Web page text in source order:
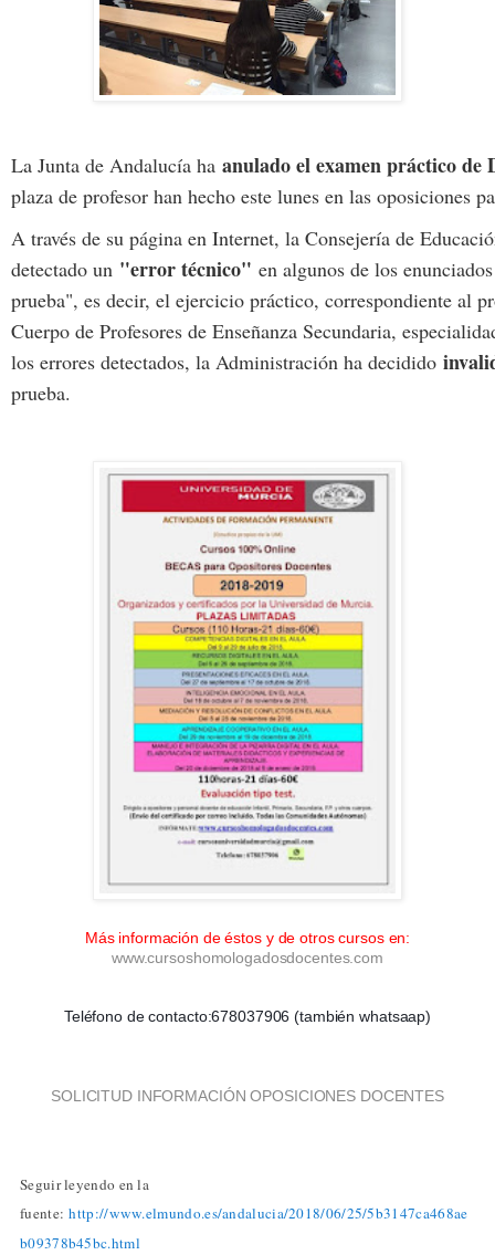
La Junta de Andalucía ha anulado el examen práctico de
plaza de profesor han hecho este lunes en las oposiciones
A través de su página en Internet, la Consejería de
detectado un "error técnico" en algunos de los
prueba", es decir, el ejercicio práctico, correspondiente al
Cuerpo de Profesores de Enseñanza Secundaria,
los errores detectados, la Administración ha decidido
prueba.
Más información de éstos y de otros cursos en:
www.cursoshomologadosdocentes.com
Teléfono de contacto:678037906 (también whatsaap)
SOLICITUD INFORMACIÓN OPOSICIONES DOCENTES
Seguir leyendo en la
fuente:http://www.elmundo.es/andalucia/2018/06/25/5b3147ca468ae
b09378b45bc.html